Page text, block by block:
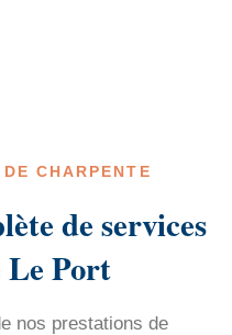
CHARPENTE
de services
Le Port
nos prestations de